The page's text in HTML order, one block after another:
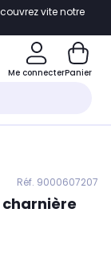
vite notre
Me connecterPanier
Réf. 9000607207
charnière